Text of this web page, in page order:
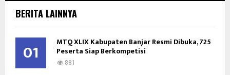
h
o
BERITA LAINNYA
01 MTQ XLIX Kabupaten Banjar Resmi Dibuka, 725
Peserta Siap Berkompetisi
881